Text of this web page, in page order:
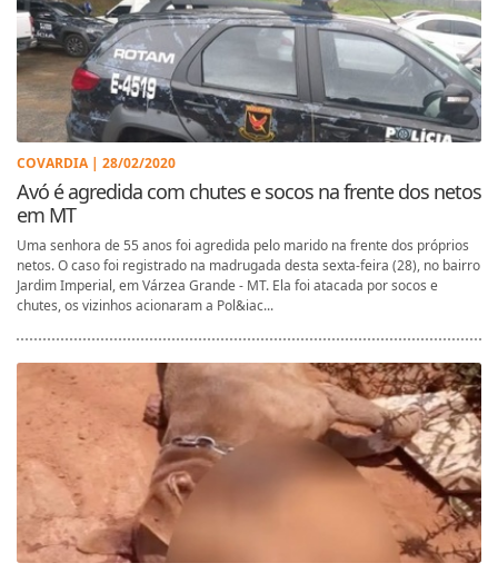
COVARDIA | 28/02/2020
Avó é agredida com chutes e socos na frente dos netos
em MT
Uma senhora de 55 anos foi agredida pelo marido na frente dos próprios
netos. O caso foi registrado na madrugada desta sexta-feira (28), no bairro
Jardim Imperial, em Várzea Grande - MT. Ela foi atacada por socos e
chutes, os vizinhos acionaram a Pol&iac...